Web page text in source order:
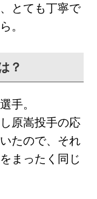
とても丁寧で
。
？
手。
原嵩投手の応
たので、それ
まったく同じ